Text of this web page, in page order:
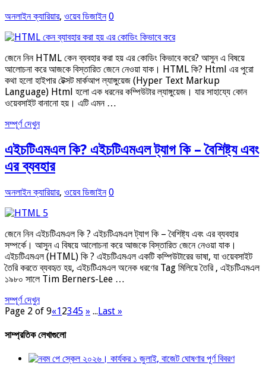
অনলাইন ক্যারিয়ার, ওয়েব ডিজাইন 0
জেনে নিন HTML কেন ব্যবহার করা হয় এর কোডিং কিভাবে করে? আসুন এ বিষয়ে
আলোচনা করে আজকে বিস্তারিত জেনে নেওয়া যাক। HTML কি? Html এর পুরো
কথা হলো হাইপার টেক্সট মার্কআপ ল্যাঙ্গুয়েজ (Hyper Text Markup
Language) Html হলো এক ধরনের কম্পিউটার ল্যাঙ্গুয়েজ। যার সাহায্যে কোন
ওয়েবসাইট বানানো হয়। এটি এমন …
সম্পূর্ণ দেখুন
এইচটিএমএল কি? এইচটিএমএল ট্যাগ কি – বৈশিষ্ট্য এবং
এর ব্যবহার
অনলাইন ক্যারিয়ার, ওয়েব ডিজাইন 0
জেনে নিন এইচটিএমএল কি ? এইচটিএমএল ট্যাগ কি – বৈশিষ্ট্য এবং এর ব্যবহার
সম্পর্কে। আসুন এ বিষয়ে আলোচনা করে আজকে বিস্তারিত জেনে নেওয়া যাক।
এইচটিএমএল (HTML) কি ? এইচটিএমএল একটি কম্পিউটারের ভাষা, যা ওয়েবসাইট
তৈরি করতে ব্যবহৃত হয়, এইচটিএমএল অনেক ধরণের Tag মিলিয়ে তৈরি , এইচটিএমএল
১৯৮০ সালে Tim Berners-Lee …
সম্পূর্ণ দেখুন
Page 2 of 9«12345 » ...Last »
সাম্প্রতিক লেখাগুলো